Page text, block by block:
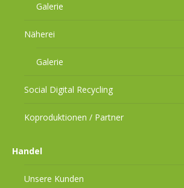
Galerie
Näherei
Galerie
Social Digital Recycling
Koproduktionen / Partner
Handel
Unsere Kunden